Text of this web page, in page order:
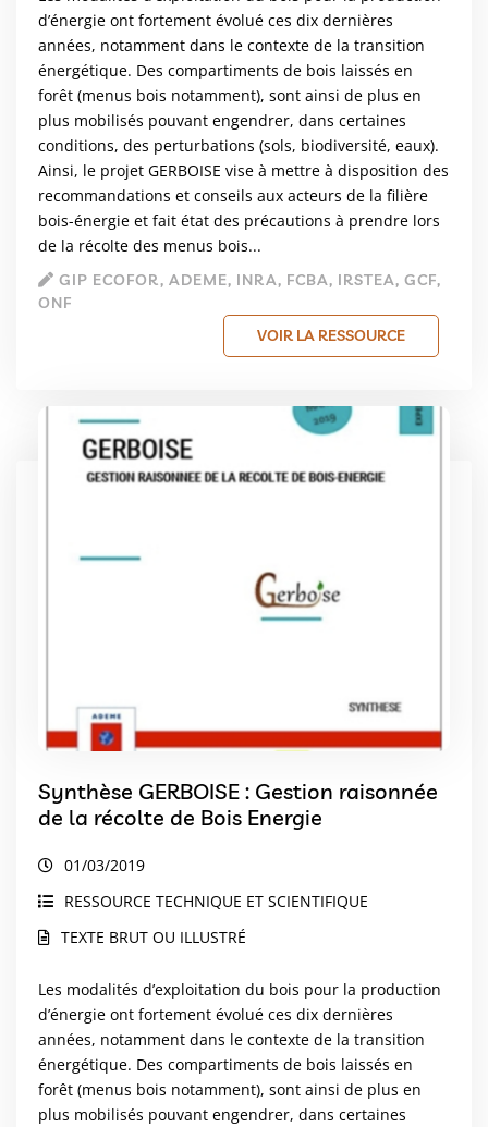
d’énergie ont fortement évolué ces dix dernières
années, notamment dans le contexte de la transition
énergétique. Des compartiments de bois laissés en
forêt (menus bois notamment), sont ainsi de plus en
plus mobilisés pouvant engendrer, dans certaines
conditions, des perturbations (sols, biodiversité, eaux).
Ainsi, le projet GERBOISE vise à mettre à disposition des
recommandations et conseils aux acteurs de la filière
bois-énergie et fait état des précautions à prendre lors
de la récolte des menus bois...
GIP ECOFOR, ADEME, INRA, FCBA, IRSTEA, GCF,
ONF
VOIR LA RESSOURCE
Synthèse GERBOISE : Gestion raisonnée
de la récolte de Bois Energie
01/03/2019
RESSOURCE TECHNIQUE ET SCIENTIFIQUE
TEXTE BRUT OU ILLUSTRÉ
Les modalités d’exploitation du bois pour la production
d’énergie ont fortement évolué ces dix dernières
années, notamment dans le contexte de la transition
énergétique. Des compartiments de bois laissés en
forêt (menus bois notamment), sont ainsi de plus en
plus mobilisés pouvant engendrer, dans certaines